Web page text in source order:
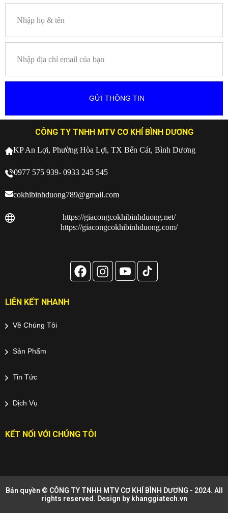
CÔNG TY TNHH MTV CƠ KHÍ BÌNH DƯƠNG
KP An Lợi, Phường Hòa Lợi, TX Bến Cát, Bình Dương
0977 575 939- 0933 245 545
cokhibinhduong789@gmail.com
https://giacongcokhibinhduong.net/
https://giacongcokhibinhduong.com/
LIÊN KẾT NHANH
Về Chúng Tôi
Sản Phẩm
Tin Tức
Dịch Vụ
KẾT NỐI VỚI CHÚNG TÔI
Bản quyền © CÔNG TY TNHH MTV CƠ KHÍ BÌNH DƯƠNG - 2024. All
rights reserved. Design by khanggiatech.vn